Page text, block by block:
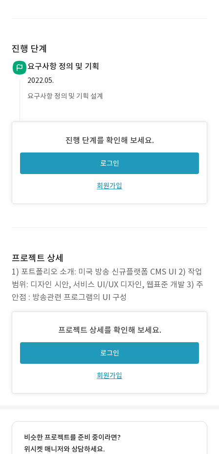
진행 단계
요구사항 정의 및 기획
2022.05.
요구사항 정의 및 기획 설계
진행 단계를 확인해 보세요.
로그인
회원가입
프로젝트 상세
1) 포트폴리오 소개: 미국 방송 신규플랫폼 CMS UI 2) 작업
범위: 디자인 시안, 서비스 UI/UX 디자인, 웹표준 개발 3) 주
안점 : 방송관련 프로그램의 UI 구성
프로젝트 상세를 확인해 보세요.
로그인
회원가입
비슷한 프로젝트를 준비 중이라면?
위시켓 매니저와 상담하세요.